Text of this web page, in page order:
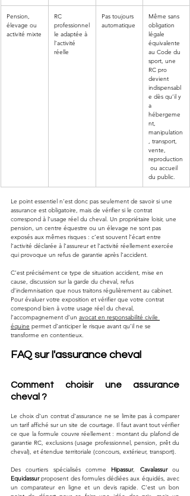
Pension,
élevage ou
activité mixte
RC
professionnel
le adaptée à
l’activité
réelle
Pas toujours
automatique
Même sans
obligation
légale
équivalente
au Code du
sport, une
RC pro
devient
indispensabl
e dès qu’il y
a
hébergeme
nt,
manipulation
, transport,
vente,
reproduction
ou accueil
du public.
Le point essentiel n’est donc pas seulement de savoir si une
assurance est obligatoire, mais de vérifier si le contrat
correspond à l’usage réel du cheval. Un propriétaire loisir, une
pension, un centre équestre ou un élevage ne sont pas
exposés aux mêmes risques : c’est souvent l’écart entre
l’activité déclarée à l’assureur et l’activité réellement exercée
qui provoque un refus de garantie après l’accident.
C’est précisément ce type de situation accident, mise en
cause, discussion sur la garde du cheval, refus
d’indemnisation que nous traitons régulièrement au cabinet.
Pour évaluer votre exposition et vérifier que votre contrat
correspond bien à votre usage réel du cheval,
l’accompagnement d’un avocat en responsabilité civile
équine permet d’anticiper le risque avant qu’il ne se
transforme en contentieux.
FAQ sur l'assurance cheval
Comment choisir une assurance
cheval ?
Le choix d'un contrat d'assurance ne se limite pas à comparer
un tarif affiché sur un site de courtage. Il faut avant tout vérifier
ce que la formule couvre réellement : montant du plafond de
garantie RC, exclusions (usage professionnel, pension, prêt du
cheval), et étendue territoriale (concours, extérieur, transport).
Des courtiers spécialisés comme Hipassur, Cavalassur
Equidassur proposent des formules dédiées aux équidés, avec
un comparateur en ligne et un devis rapide. C'est un bon